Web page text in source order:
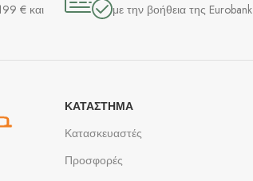
€ και
με την βοήθεια της Eurobank
ΚΑΤΆΣΤΗΜΑ
Κατασκευαστές
Προσφορές